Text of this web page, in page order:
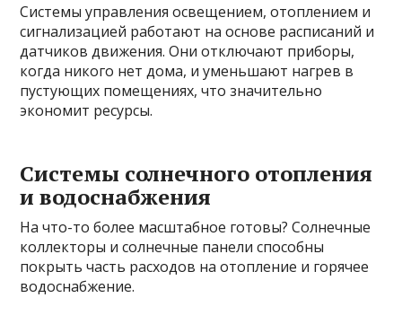
Системы управления освещением, отоплением и
сигнализацией работают на основе расписаний и
датчиков движения. Они отключают приборы,
когда никого нет дома, и уменьшают нагрев в
пустующих помещениях, что значительно
экономит ресурсы.
Системы солнечного отопления
и водоснабжения
На что-то более масштабное готовы? Солнечные
коллекторы и солнечные панели способны
покрыть часть расходов на отопление и горячее
водоснабжение.